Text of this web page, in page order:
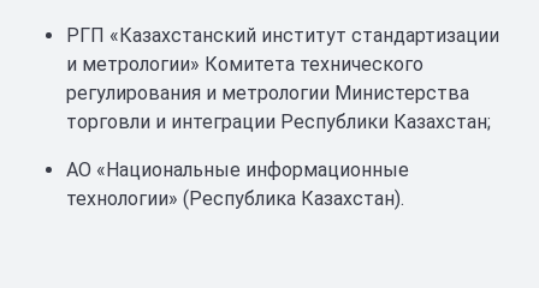
РГП «Казахстанский институт стандартизации
и метрологии» Комитета технического
регулирования и метрологии Министерства
торговли и интеграции Республики Казахстан;
АО «Национальные информационные
технологии» (Республика Казахстан).